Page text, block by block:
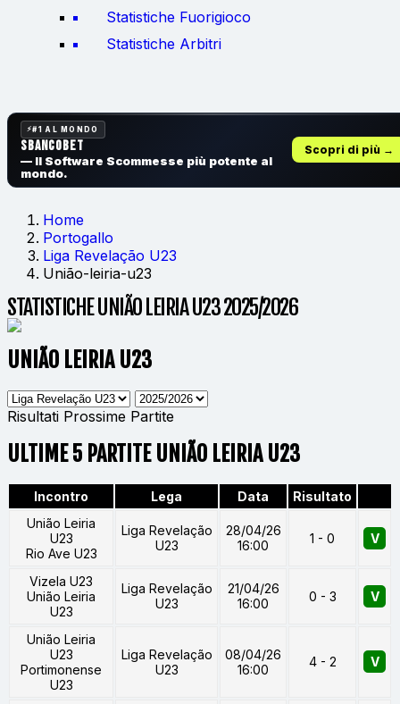
Statistiche Fuorigioco
Statistiche Arbitri
#1 AL MONDO
SbancoBet
— Il Software Scommesse più potente al
mondo.
Scopri di più →
Home
Portogallo
Liga Revelação U23
União-leiria-u23
STATISTICHE UNIÃO LEIRIA U23 2025/2026
UNIÃO LEIRIA U23
Risultati Prossime Partite
ULTIME 5 PARTITE UNIÃO LEIRIA U23
Incontro Lega Data
Risultato
União Leiria
U23
Rio Ave U23
Liga Revelação
U23
28/04/26
16:00
1 - 0 V
Vizela U23
União Leiria
U23
Liga Revelação
U23
21/04/26
16:00
0 - 3 V
União Leiria
U23
Portimonense
U23
Liga Revelação
U23
08/04/26
16:00
4 - 2 V